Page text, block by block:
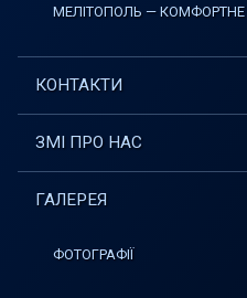
МЕЛІТОПОЛЬ — КОМФОРТНЕ
КОНТАКТИ
ЗМІ ПРО НАС
ГАЛЕРЕЯ
ФОТОГРАФІЇ